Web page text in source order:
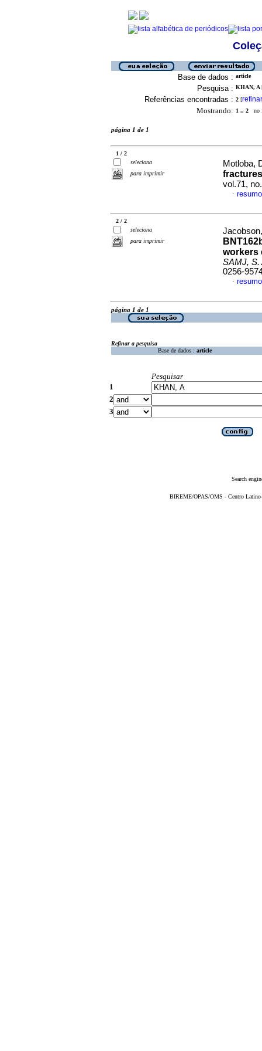
Base de dados : article
Pesquisa : KHAN, A
Referências encontradas : 2 [refinar
Mostrando: 1 .. 2 no
página 1 de 1
1 / 2
seleciona
para imprimir
Motloba,
vol.71,
·
2 / 2
seleciona
para imprimir
workers
SAMJ, S.
0256-
·
página 1 de 1
Refinar a pesquisa
Base de dados : article
Pesquisar
1
2
3
Search
BIREME/OPAS/OMS - Centro Latino-